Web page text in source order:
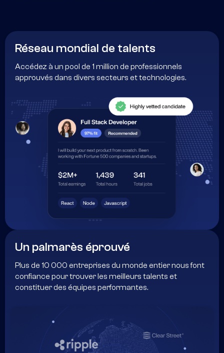
Réseau mondial de talents
Accédez à un pool de 1 million de professionnels
approuvés dans divers secteurs et technologies.
Un palmarès éprouvé
Plus de 10 000 entreprises du monde entier nous font
confiance pour trouver les meilleurs talents et
constituer des équipes performantes.